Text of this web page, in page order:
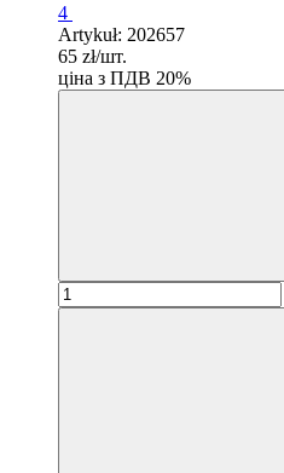
4
Artykuł: 202657
65 zł/шт.
ціна з ПДВ 20%